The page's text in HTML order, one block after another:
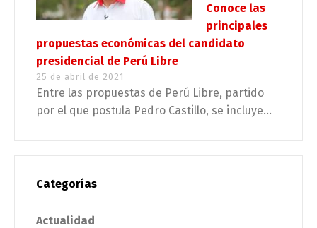
Conoce las
principales
propuestas económicas del candidato
presidencial de Perú Libre
25 de abril de 2021
Entre las propuestas de Perú Libre, partido
por el que postula Pedro Castillo, se incluye...
Categorías
Actualidad